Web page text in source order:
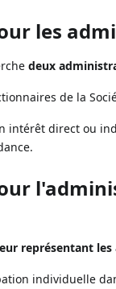
les
deux
de la
intérêt direct ou
représentant
individuelle